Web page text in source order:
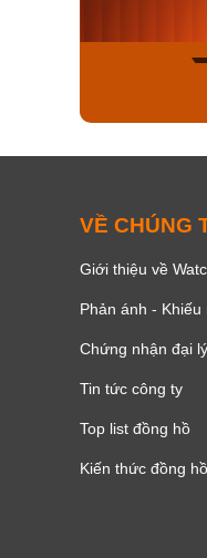
VỀ CHÚNG
Giới thiệu về
Phản ánh - Khiếu
Chứng nhận đại lý
Tin tức công ty
Top list đồng hồ
Kiến thức đồng hồ